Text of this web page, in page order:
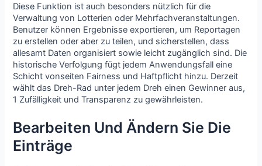
Diese Funktion ist auch besonders nützlich für die
Verwaltung von Lotterien oder Mehrfachveranstaltungen.
Benutzer können Ergebnisse exportieren, um Reportagen
zu erstellen oder aber zu teilen, und sicherstellen, dass
allesamt Daten organisiert sowie leicht zugänglich sind. Die
historische Verfolgung fügt jedem Anwendungsfall eine
Schicht vonseiten Fairness und Haftpflicht hinzu. Derzeit
wählt das Dreh-Rad unter jedem Dreh einen Gewinner aus,
1 Zufälligkeit und Transparenz zu gewährleisten.
Bearbeiten Und Ändern Sie Die
Einträge